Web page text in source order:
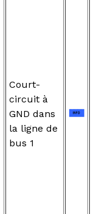
Court-
circuit à
GND dans
la ligne de
bus 1